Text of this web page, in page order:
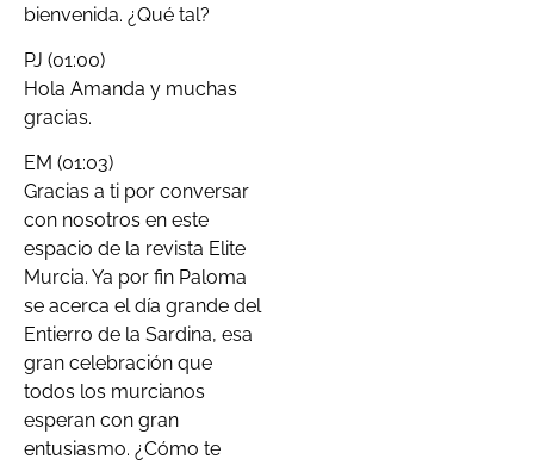
bienvenida. ¿Qué tal?
PJ (01:00)
Hola Amanda y muchas
gracias.
EM (01:03)
Gracias a ti por conversar
con nosotros en este
espacio de la revista Elite
Murcia. Ya por fin Paloma
se acerca el día grande del
Entierro de la Sardina, esa
gran celebración que
todos los murcianos
esperan con gran
entusiasmo. ¿Cómo te